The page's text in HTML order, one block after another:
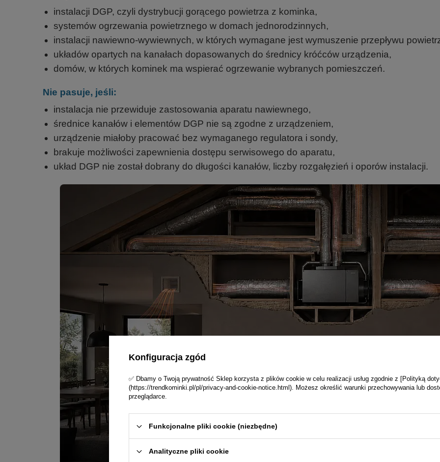
instalacji DGP, czyli dystrybucji gorącego powietrza z kominka,
systemów ogrzewania powietrznego w domach jednorodzinnych,
instalacji nawiewno-wywiewnych, w których wymagane jest wymuszenie przepływu
układów opartych na kanałach dopasowanych do średnicy króćców urządzenia,
domów, w których kominek ma wspierać ogrzewanie wybranych pomieszczeń.
Nie pasuje, jeśli:
instalacja nie przewiduje zastosowania aparatu nawiewnego,
średnice kanałów i elementów DGP nie są zgodne z urządzeniem,
urządzenie miałoby pracować bez wymaganego regulatora i sondy,
brakuje możliwości zapewnienia dostępu serwisowego do aparatu,
układ DGP nie został dobrany do długości kanałów, liczby rozgałęzień i oporów instalacji.
Konfiguracja zgód
✅ Dbamy o Twoją prywatność Sklep korzysta z plików cookie w celu realizacji usług zgodnie z [Polityką
(https://trendkominki.pl/pl/privacy-and-cookie-notice.html). Możesz określić warunki przechowywania lub
przeglądarce.
Funkcjonalne pliki cookie (niezbędne)
Analityczne pliki cookie